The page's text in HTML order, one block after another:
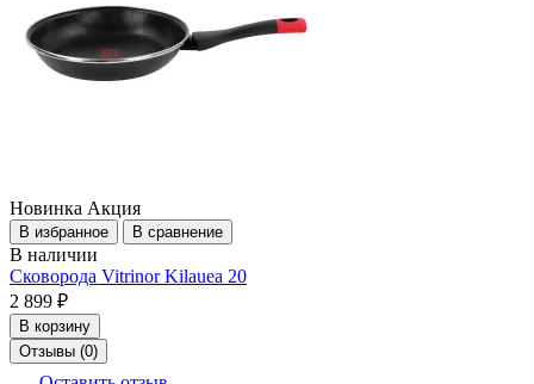
Новинка Акция
В избранное В сравнение
В наличии
Сковорода Vitrinor Kilauea 20
2 899 ₽
В корзину
Отзывы (0)